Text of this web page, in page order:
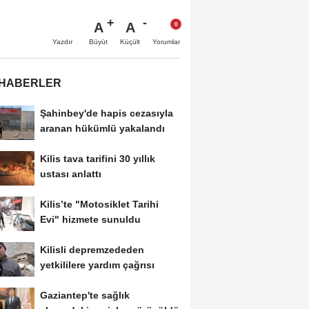
Yazdır
A
Büyüt
A
Küçült Yorumlar
Şahinbey'de hapis cezasıyla
aranan hükümlü yakalandı
Kilis tava tarifini 30 yıllık
ustası anlattı
Kilis’te "Motosiklet Tarihi
Evi" hizmete sunuldu
Kilisli depremzededen
yetkililere yardım çağrısı
Gaziantep'te sağlık